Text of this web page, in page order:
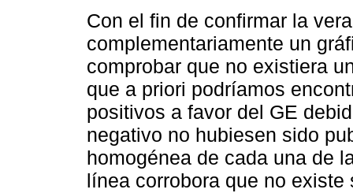
Con el fin de confirmar la
complementariamente un
comprobar que no existiera
que a priori podríamos
positivos a favor del GE
negativo no hubiesen sido
homogénea de cada una de
línea corrobora que no